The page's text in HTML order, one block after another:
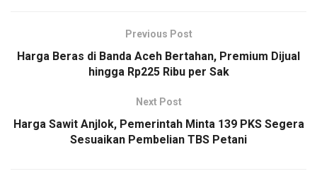
Previous Post
Harga Beras di Banda Aceh Bertahan, Premium Dijual
hingga Rp225 Ribu per Sak
Next Post
Harga Sawit Anjlok, Pemerintah Minta 139 PKS Segera
Sesuaikan Pembelian TBS Petani